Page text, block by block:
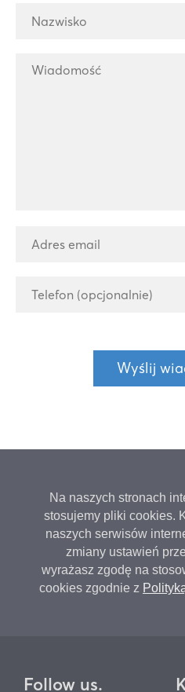
Wyślij
Na naszych stronach
stosujemy pliki cookies.
naszych serwisów
zmiany ustawień
wyrażasz zgodę na
cookies zgodnie z
Follow us.